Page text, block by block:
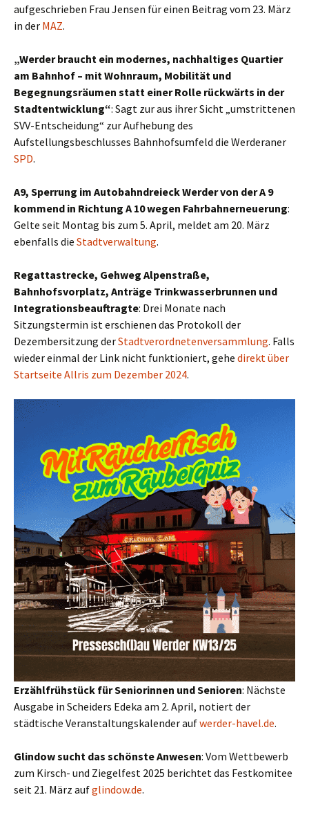
aufgeschrieben Frau Jensen für einen Beitrag vom 23. März
in der MAZ.
„Werder braucht ein modernes, nachhaltiges Quartier
am Bahnhof – mit Wohnraum, Mobilität und
Begegnungsräumen statt einer Rolle rückwärts in der
Stadtentwicklung“: Sagt zur aus ihrer Sicht „umstrittenen
SVV-Entscheidung“ zur Aufhebung des
Aufstellungsbeschlusses Bahnhofsumfeld die Werderaner
SPD.
A9, Sperrung im Autobahndreieck Werder von der A 9
kommend in Richtung A 10 wegen Fahrbahnerneuerung:
Gelte seit Montag bis zum 5. April, meldet am 20. März
ebenfalls die Stadtverwaltung.
Regattastrecke, Gehweg Alpenstraße,
Bahnhofsvorplatz, Anträge Trinkwasserbrunnen und
Integrationsbeauftragte: Drei Monate nach
Sitzungstermin ist erschienen das Protokoll der
Dezembersitzung derStadtverordnetenversammlung. Falls
wieder einmal der Link nicht funktioniert, gehe direkt über
Startseite Allris zum Dezember 2024.
Erzählfrühstück für Seniorinnen und Senioren: Nächste
Ausgabe in Scheiders Edeka am 2. April, notiert der
städtische Veranstaltungskalender aufwerder-havel.de.
Glindow sucht das schönste Anwesen: Vom Wettbewerb
zum Kirsch- und Ziegelfest 2025 berichtet das Festkomitee
seit 21. März aufglindow.de.